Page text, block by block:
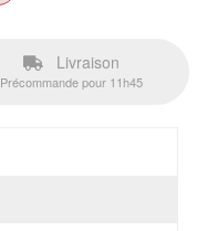
Livraison
Précommande pour 11h45